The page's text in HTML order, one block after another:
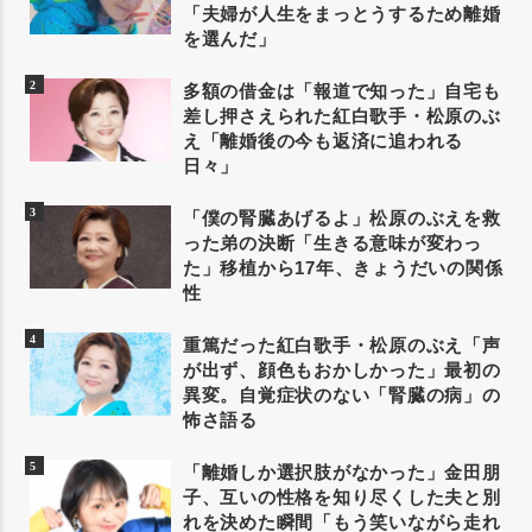
「夫婦が人生をまっとうするため離婚
を選んだ」
多額の借金は「報道で知った」自宅も
差し押さえられた紅白歌手・松原のぶ
え「離婚後の今も返済に追われる
日々」
「僕の腎臓あげるよ」松原のぶえを救
った弟の決断「生きる意味が変わっ
た」移植から17年、きょうだいの関係
性
重篤だった紅白歌手・松原のぶえ「声
が出ず、顔色もおかしかった」最初の
異変。自覚症状のない「腎臓の病」の
怖さ語る
「離婚しか選択肢がなかった」金田朋
子、互いの性格を知り尽くした夫と別
れを決めた瞬間「もう笑いながら走れ